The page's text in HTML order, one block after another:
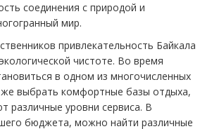
соединения с природой и
мир.
привлекательность Байкала
чистоте. Во время
в одном из многочисленных
же выбрать комфортные базы отдыха,
различные уровни сервиса. В
бюджета, можно найти различные